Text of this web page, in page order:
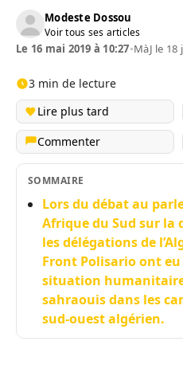
Modeste Dossou
Voir tous ses articles
Le 16 mai 2019 à 10:27•MàJ le 18
3 min de lecture
Lire plus tard
Commenter
SOMMAIRE
Lors du débat au
Afrique du Sud sur la
les délégations de
Front Polisario ont
situation
sahraouis dans les
sud-ouest algérien.